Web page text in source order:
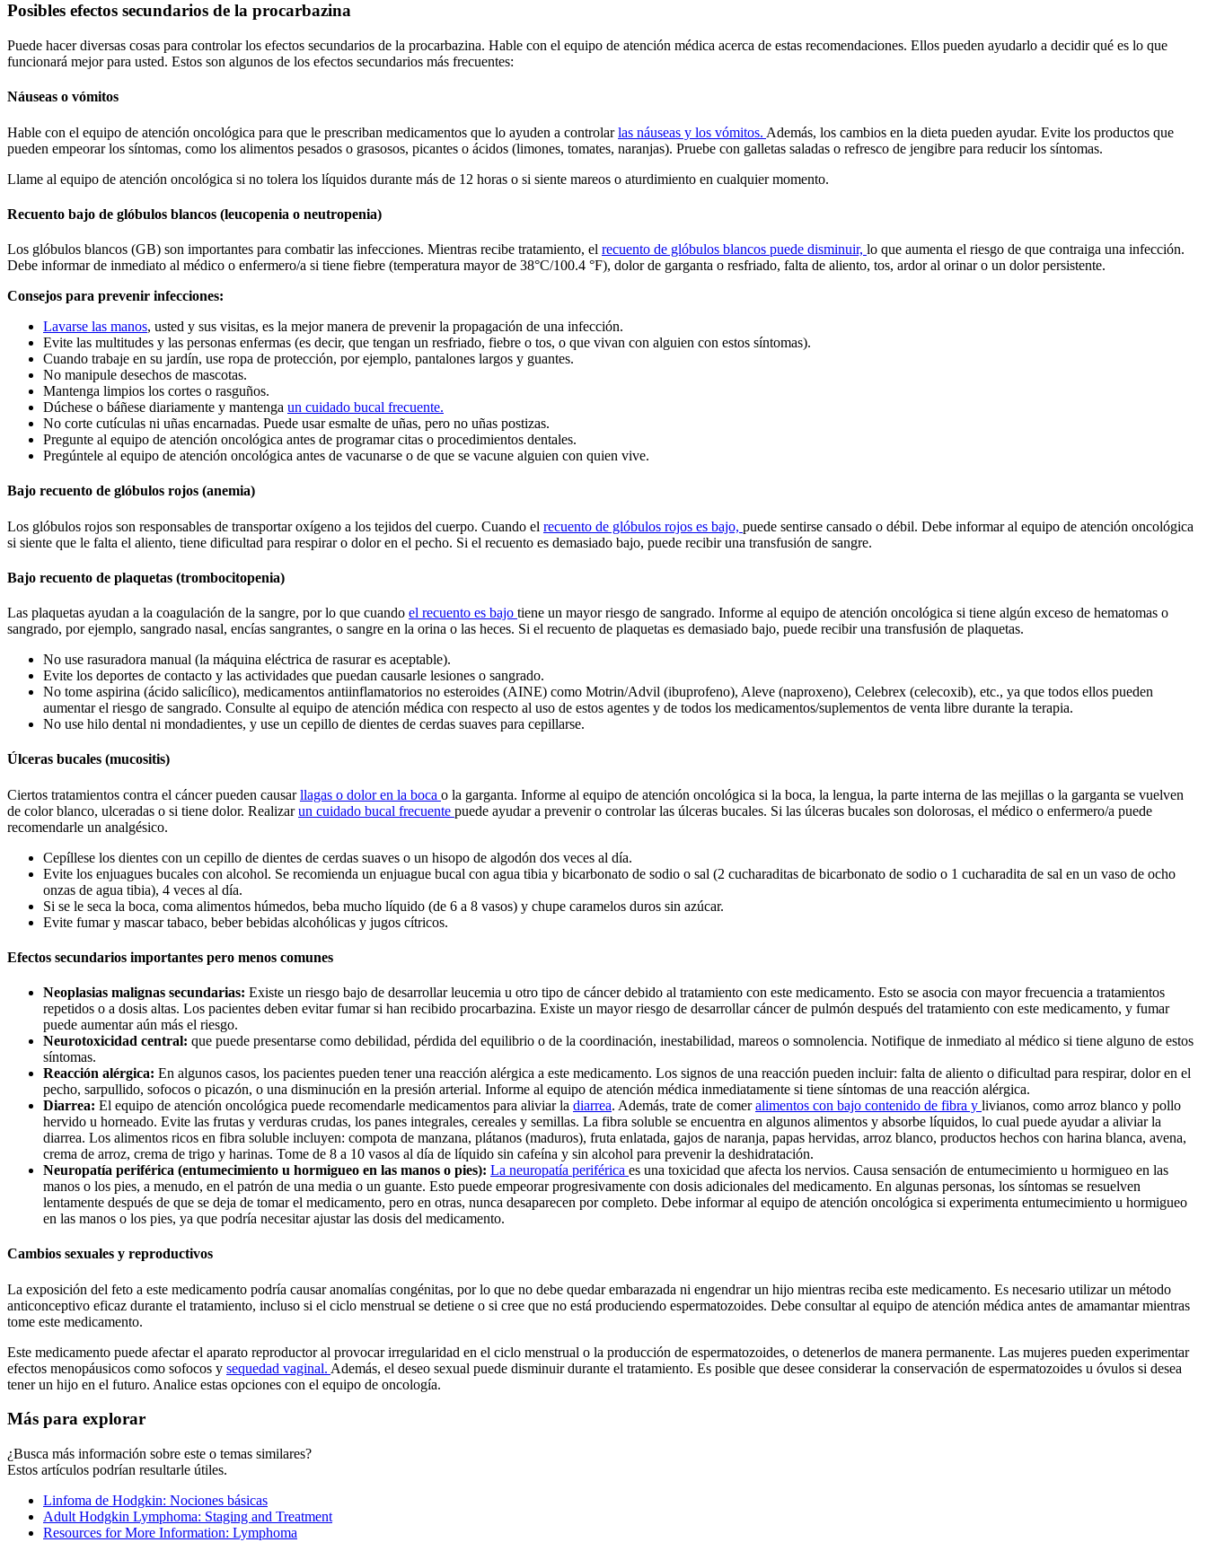
Posibles efectos secundarios de la procarbazina
Puede hacer diversas cosas para controlar los efectos secundarios de la procarbazina. Hable con el equipo de atención médica acerca de estas recomendaciones. Ellos pueden ayudarlo a decidir qué es lo que
funcionará mejor para usted. Estos son algunos de los efectos secundarios más frecuentes:
Náuseas o vómitos
Hable con el equipo de atención oncológica para que le prescriban medicamentos que lo ayuden a controlarlas náuseas y los vómitos. Además, los cambios en la dieta pueden ayudar. Evite los productos que
pueden empeorar los síntomas, como los alimentos pesados o grasosos, picantes o ácidos (limones, tomates, naranjas). Pruebe con galletas saladas o refresco de jengibre para reducir los síntomas.
Llame al equipo de atención oncológica si no tolera los líquidos durante más de 12 horas o si siente mareos o aturdimiento en cualquier momento.
Recuento bajo de glóbulos blancos (leucopenia o neutropenia)
Los glóbulos blancos (GB) son importantes para combatir las infecciones. Mientras recibe tratamiento, el recuento de glóbulos blancos puede disminuir, lo que aumenta el riesgo de que contraiga una infección.
Debe informar de inmediato al médico o enfermero/a si tiene fiebre (temperatura mayor de 38°C/100.4 °F), dolor de garganta o resfriado, falta de aliento, tos, ardor al orinar o un dolor persistente.
Consejos para prevenir infecciones:
Lavarse las manos, usted y sus visitas, es la mejor manera de prevenir la propagación de una infección.
Evite las multitudes y las personas enfermas (es decir, que tengan un resfriado, fiebre o tos, o que vivan con alguien con estos síntomas).
Cuando trabaje en su jardín, use ropa de protección, por ejemplo, pantalones largos y guantes.
No manipule desechos de mascotas.
Mantenga limpios los cortes o rasguños.
Dúchese o báñese diariamente y mantenga un cuidado bucal frecuente.
No corte cutículas ni uñas encarnadas. Puede usar esmalte de uñas, pero no uñas postizas.
Pregunte al equipo de atención oncológica antes de programar citas o procedimientos dentales.
Pregúntele al equipo de atención oncológica antes de vacunarse o de que se vacune alguien con quien vive.
Bajo recuento de glóbulos rojos (anemia)
Los glóbulos rojos son responsables de transportar oxígeno a los tejidos del cuerpo. Cuando el recuento de glóbulos rojos es bajo, puede sentirse cansado o débil. Debe informar al equipo de atención oncológica
si siente que le falta el aliento, tiene dificultad para respirar o dolor en el pecho. Si el recuento es demasiado bajo, puede recibir una transfusión de sangre.
Bajo recuento de plaquetas (trombocitopenia)
Las plaquetas ayudan a la coagulación de la sangre, por lo que cuando el recuento es bajo tiene un mayor riesgo de sangrado. Informe al equipo de atención oncológica si tiene algún exceso de hematomas o
sangrado, por ejemplo, sangrado nasal, encías sangrantes, o sangre en la orina o las heces. Si el recuento de plaquetas es demasiado bajo, puede recibir una transfusión de plaquetas.
No use rasuradora manual (la máquina eléctrica de rasurar es aceptable).
Evite los deportes de contacto y las actividades que puedan causarle lesiones o sangrado.
No tome aspirina (ácido salicílico), medicamentos antiinflamatorios no esteroides (AINE) como Motrin/Advil (ibuprofeno), Aleve (naproxeno), Celebrex (celecoxib), etc., ya que todos ellos pueden
aumentar el riesgo de sangrado. Consulte al equipo de atención médica con respecto al uso de estos agentes y de todos los medicamentos/suplementos de venta libre durante la terapia.
No use hilo dental ni mondadientes, y use un cepillo de dientes de cerdas suaves para cepillarse.
Úlceras bucales (mucositis)
Ciertos tratamientos contra el cáncer pueden causarllagas o dolor en la boca o la garganta. Informe al equipo de atención oncológica si la boca, la lengua, la parte interna de las mejillas o la garganta se vuelven
de color blanco, ulceradas o si tiene dolor. Realizarun cuidado bucal frecuente puede ayudar a prevenir o controlar las úlceras bucales. Si las úlceras bucales son dolorosas, el médico o enfermero/a puede
recomendarle un analgésico.
Cepíllese los dientes con un cepillo de dientes de cerdas suaves o un hisopo de algodón dos veces al día.
Evite los enjuagues bucales con alcohol. Se recomienda un enjuague bucal con agua tibia y bicarbonato de sodio o sal (2 cucharaditas de bicarbonato de sodio o 1 cucharadita de sal en un vaso de ocho
onzas de agua tibia), 4 veces al día.
Si se le seca la boca, coma alimentos húmedos, beba mucho líquido (de 6 a 8 vasos) y chupe caramelos duros sin azúcar.
Evite fumar y mascar tabaco, beber bebidas alcohólicas y jugos cítricos.
Efectos secundarios importantes pero menos comunes
Neoplasias malignas secundarias: Existe un riesgo bajo de desarrollar leucemia u otro tipo de cáncer debido al tratamiento con este medicamento. Esto se asocia con mayor frecuencia a tratamientos
repetidos o a dosis altas. Los pacientes deben evitar fumar si han recibido procarbazina. Existe un mayor riesgo de desarrollar cáncer de pulmón después del tratamiento con este medicamento, y fumar
puede aumentar aún más el riesgo.
Neurotoxicidad central: que puede presentarse como debilidad, pérdida del equilibrio o de la coordinación, inestabilidad, mareos o somnolencia. Notifique de inmediato al médico si tiene alguno de estos
síntomas.
Reacción alérgica: En algunos casos, los pacientes pueden tener una reacción alérgica a este medicamento. Los signos de una reacción pueden incluir: falta de aliento o dificultad para respirar, dolor en el
pecho, sarpullido, sofocos o picazón, o una disminución en la presión arterial. Informe al equipo de atención médica inmediatamente si tiene síntomas de una reacción alérgica.
Diarrea: El equipo de atención oncológica puede recomendarle medicamentos para aliviar la diarrea. Además, trate de comeralimentos con bajo contenido de fibra y livianos, como arroz blanco y pollo
hervido u horneado. Evite las frutas y verduras crudas, los panes integrales, cereales y semillas. La fibra soluble se encuentra en algunos alimentos y absorbe líquidos, lo cual puede ayudar a aliviar la
diarrea. Los alimentos ricos en fibra soluble incluyen: compota de manzana, plátanos (maduros), fruta enlatada, gajos de naranja, papas hervidas, arroz blanco, productos hechos con harina blanca, avena,
crema de arroz, crema de trigo y harinas. Tome de 8 a 10 vasos al día de líquido sin cafeína y sin alcohol para prevenir la deshidratación.
Neuropatía periférica (entumecimiento u hormigueo en las manos o pies): La neuropatía periférica es una toxicidad que afecta los nervios. Causa sensación de entumecimiento u hormigueo en las
manos o los pies, a menudo, en el patrón de una media o un guante. Esto puede empeorar progresivamente con dosis adicionales del medicamento. En algunas personas, los síntomas se resuelven
lentamente después de que se deja de tomar el medicamento, pero en otras, nunca desaparecen por completo. Debe informar al equipo de atención oncológica si experimenta entumecimiento u hormigueo
en las manos o los pies, ya que podría necesitar ajustar las dosis del medicamento.
Cambios sexuales y reproductivos
La exposición del feto a este medicamento podría causar anomalías congénitas, por lo que no debe quedar embarazada ni engendrar un hijo mientras reciba este medicamento. Es necesario utilizar un método
anticonceptivo eficaz durante el tratamiento, incluso si el ciclo menstrual se detiene o si cree que no está produciendo espermatozoides. Debe consultar al equipo de atención médica antes de amamantar mientras
tome este medicamento.
Este medicamento puede afectar el aparato reproductor al provocar irregularidad en el ciclo menstrual o la producción de espermatozoides, o detenerlos de manera permanente. Las mujeres pueden experimentar
efectos menopáusicos como sofocos y sequedad vaginal. Además, el deseo sexual puede disminuir durante el tratamiento. Es posible que desee considerar la conservación de espermatozoides u óvulos si desea
tener un hijo en el futuro. Analice estas opciones con el equipo de oncología.
Más para explorar
¿Busca más información sobre este o temas similares?
Estos artículos podrían resultarle útiles.
Linfoma de Hodgkin: Nociones básicas
Adult Hodgkin Lymphoma: Staging and Treatment
Resources for More Information: Lymphoma